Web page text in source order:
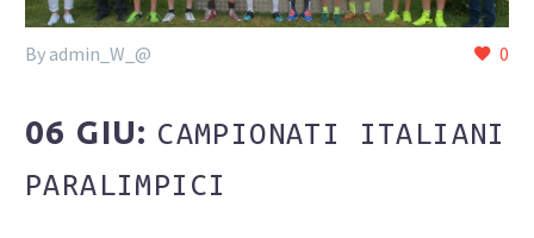
0
By admin_W_@
06 GIU: CAMPIONATI ITALIANI
PARALIMPICI